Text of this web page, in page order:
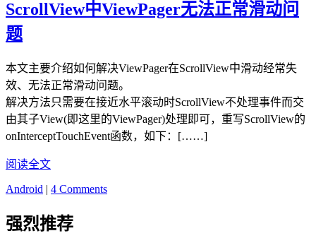
ScrollView中ViewPager无法正常滑动问
题
本文主要介绍如何解决ViewPager在ScrollView中滑动经常失
效、无法正常滑动问题。
解决方法只需要在接近水平滚动时ScrollView不处理事件而交
由其子View(即这里的ViewPager)处理即可，重写ScrollView的
onInterceptTouchEvent函数，如下：[……]
阅读全文
Android | 4 Comments
强烈推荐